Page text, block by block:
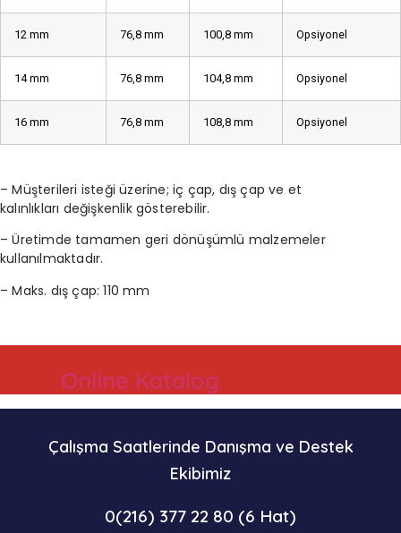
12 mm 76,8 mm 100,8 mm Opsiyonel
14 mm 76,8 mm 104,8 mm Opsiyonel
16 mm 76,8 mm 108,8 mm Opsiyonel
– Müşterileri isteği üzerine; iç çap, dış çap ve et
kalınlıkları değişkenlik gösterebilir.
– Üretimde tamamen geri dönüşümlü malzemeler
kullanılmaktadır.
– Maks. dış çap: 110 mm
Online Katalog
Çalışma Saatlerinde Danışma ve Destek
Ekibimiz
0(216) 377 22 80 (6 Hat)